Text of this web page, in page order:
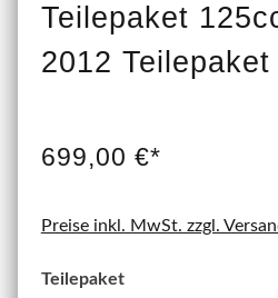
Teilepaket
2012
699,00 €*
Preise inkl. MwSt. zzgl.
Teilepaket